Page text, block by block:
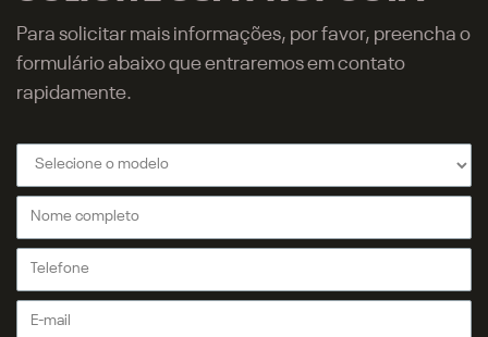
Para solicitar mais informações, por favor, preencha o
formulário abaixo que entraremos em contato
rapidamente.